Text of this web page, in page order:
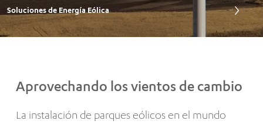
Soluciones de Energía Eólica
Aprovechando los vientos de cambio
La instalación de parques eólicos en el mundo